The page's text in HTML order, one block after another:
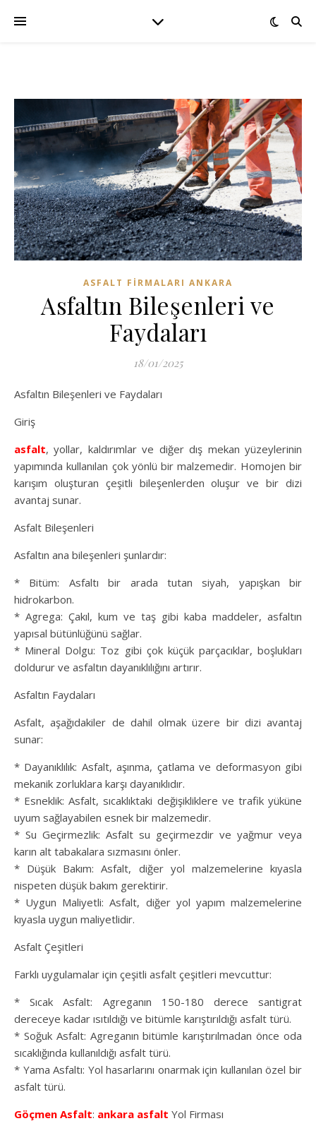
ASFALT FIRMALARI ANKARA
Asfaltın Bileşenleri ve
Faydaları
18/01/2025
Asfaltın Bileşenleri ve Faydaları
Giriş
asfalt, yollar, kaldırımlar ve diğer dış mekan yüzeylerinin
yapımında kullanılan çok yönlü bir malzemedir. Homojen bir
karışım oluşturan çeşitli bileşenlerden oluşur ve bir dizi
avantaj sunar.
Asfalt Bileşenleri
Asfaltın ana bileşenleri şunlardır:
* Bitüm: Asfaltı bir arada tutan siyah, yapışkan bir
hidrokarbon.
* Agrega: Çakıl, kum ve taş gibi kaba maddeler, asfaltın
yapısal bütünlüğünü sağlar.
* Mineral Dolgu: Toz gibi çok küçük parçacıklar, boşlukları
doldurur ve asfaltın dayanıklılığını artırır.
Asfaltın Faydaları
Asfalt, aşağıdakiler de dahil olmak üzere bir dizi avantaj
sunar:
* Dayanıklılık: Asfalt, aşınma, çatlama ve deformasyon gibi
mekanik zorluklara karşı dayanıklıdır.
* Esneklik: Asfalt, sıcaklıktaki değişikliklere ve trafik yüküne
uyum sağlayabilen esnek bir malzemedir.
* Su Geçirmezlik: Asfalt su geçirmezdir ve yağmur veya
karın alt tabakalara sızmasını önler.
* Düşük Bakım: Asfalt, diğer yol malzemelerine kıyasla
nispeten düşük bakım gerektirir.
* Uygun Maliyetli: Asfalt, diğer yol yapım malzemelerine
kıyasla uygun maliyetlidir.
Asfalt Çeşitleri
Farklı uygulamalar için çeşitli asfalt çeşitleri mevcuttur:
* Sıcak Asfalt: Agreganın 150-180 derece santigrat
dereceye kadar ısıtıldığı ve bitümle karıştırıldığı asfalt türü.
* Soğuk Asfalt: Agreganın bitümle karıştırılmadan önce oda
sıcaklığında kullanıldığı asfalt türü.
* Yama Asfaltı: Yol hasarlarını onarmak için kullanılan özel bir
asfalt türü.
Göçmen Asfalt: ankara asfalt Yol Firması